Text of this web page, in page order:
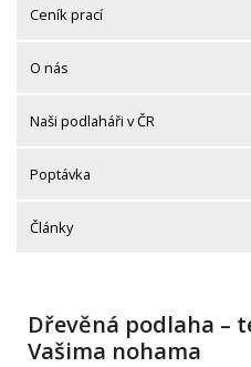
Ceník prací
O nás
Naši podlaháři v ČR
Poptávka
Články
Dřevěná podlaha –
Vašima nohama